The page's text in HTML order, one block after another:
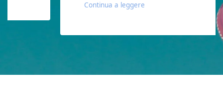
Continua a leggere